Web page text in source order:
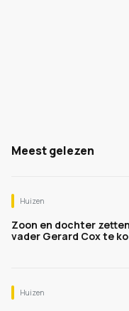
Meest gelezen
Huizen
Zoon en dochter
vader Gerard Cox te
Huizen